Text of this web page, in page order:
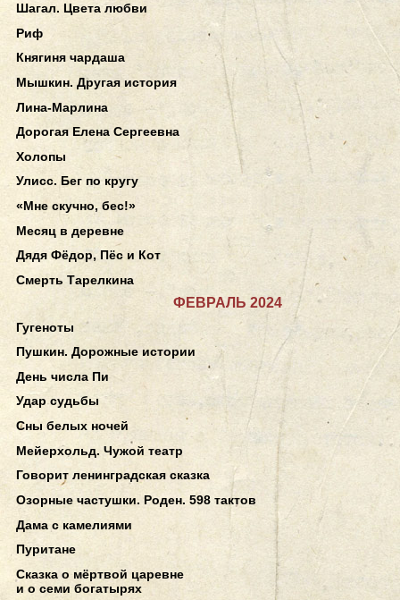
Шагал. Цвета любви
Риф
Княгиня чардаша
Мышкин. Другая история
Лина-Марлина
Дорогая Елена Сергеевна
Холопы
Улисс. Бег по кругу
«Мне скучно, бес!»
Месяц в деревне
Дядя Фёдор, Пёс и Кот
Смерть Тарелкина
ФЕВРАЛЬ 2024
Гугеноты
Пушкин. Дорожные истории
День числа Пи
Удар судьбы
Сны белых ночей
Мейерхольд. Чужой театр
Говорит ленинградская сказка
Озорные частушки. Роден. 598 тактов
Дама с камелиями
Пуритане
Сказка о мёртвой царевне
и о семи богатырях